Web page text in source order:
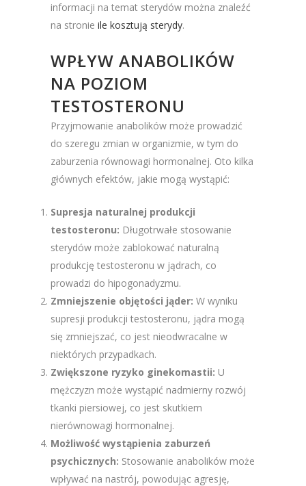
informacji na temat sterydów można znaleźć
na stronie ile kosztują sterydy.
WPŁYW ANABOLIKÓW
NA POZIOM
TESTOSTERONU
Przyjmowanie anabolików może prowadzić
do szeregu zmian w organizmie, w tym do
zaburzenia równowagi hormonalnej. Oto kilka
głównych efektów, jakie mogą wystąpić:
Supresja naturalnej produkcji
testosteronu: Długotrwałe stosowanie
sterydów może zablokować naturalną
produkcję testosteronu w jądrach, co
prowadzi do hipogonadyzmu.
Zmniejszenie objętości jąder: W wyniku
supresji produkcji testosteronu, jądra mogą
się zmniejszać, co jest nieodwracalne w
niektórych przypadkach.
Zwiększone ryzyko ginekomastii: U
mężczyzn może wystąpić nadmierny rozwój
tkanki piersiowej, co jest skutkiem
nierównowagi hormonalnej.
Możliwość wystąpienia zaburzeń
psychicznych: Stosowanie anabolików może
wpływać na nastrój, powodując agresję,